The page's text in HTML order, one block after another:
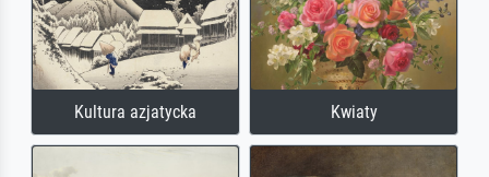
Kultura azjatycka Kwiaty